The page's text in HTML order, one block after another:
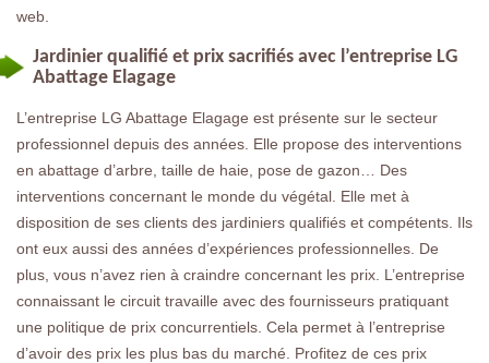
web.
Jardinier qualifié et prix sacrifiés avec l’entreprise LG
Abattage Elagage
L’entreprise LG Abattage Elagage est présente sur le secteur
professionnel depuis des années. Elle propose des interventions
en abattage d’arbre, taille de haie, pose de gazon… Des
interventions concernant le monde du végétal. Elle met à
disposition de ses clients des jardiniers qualifiés et compétents. Ils
ont eux aussi des années d’expériences professionnelles. De
plus, vous n’avez rien à craindre concernant les prix. L’entreprise
connaissant le circuit travaille avec des fournisseurs pratiquant
une politique de prix concurrentiels. Cela permet à l’entreprise
d’avoir des prix les plus bas du marché. Profitez de ces prix